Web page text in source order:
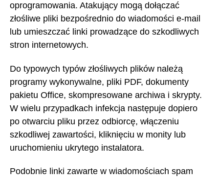
oprogramowania. Atakujący mogą dołączać
złośliwe pliki bezpośrednio do wiadomości e-mail
lub umieszczać linki prowadzące do szkodliwych
stron internetowych.
Do typowych typów złośliwych plików należą
programy wykonywalne, pliki PDF, dokumenty
pakietu Office, skompresowane archiwa i skrypty.
W wielu przypadkach infekcja następuje dopiero
po otwarciu pliku przez odbiorcę, włączeniu
szkodliwej zawartości, kliknięciu w monity lub
uruchomieniu ukrytego instalatora.
Podobnie linki zawarte w wiadomościach spam